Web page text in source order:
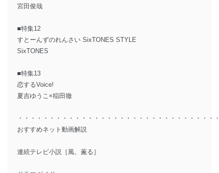
宮田俊哉
■特集12
すとーんずのれんさい SixTONES STYLE
SixTONES
■特集13
恋するVoice!
夏吉ゆうこ×稲田徹
・・・・・・・・・・・・・・・・・・・・・・・・・・・・・・・
おすすめネット動画解説
連続テレビ小説［風、薫る］